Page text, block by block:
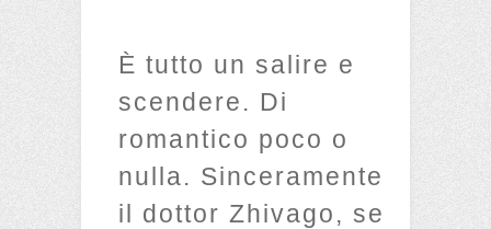
È tutto un salire e
scendere. Di
romantico poco o
nulla. Sinceramente
il dottor Zhivago, se